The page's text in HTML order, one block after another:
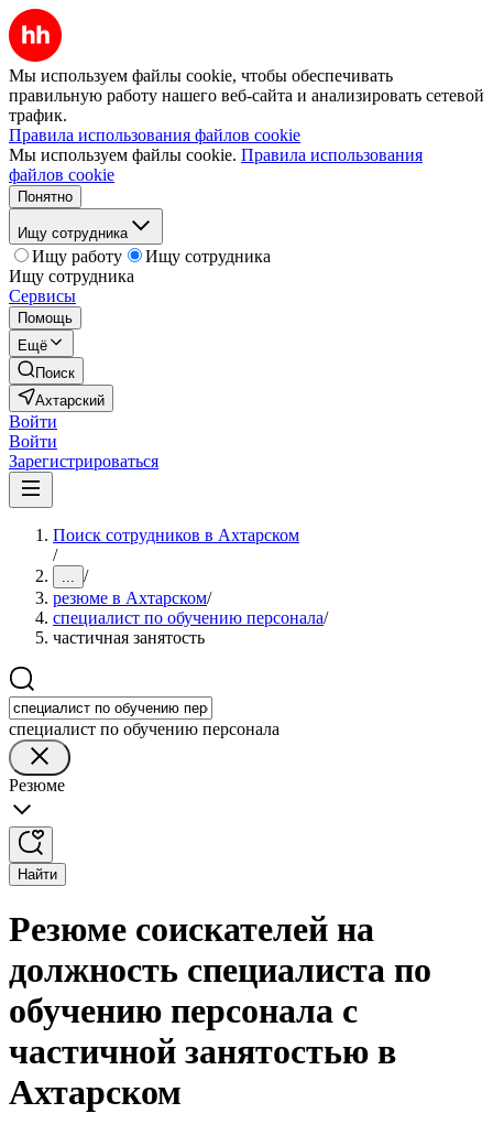
Мы используем файлы cookie, чтобы обеспечивать
правильную работу нашего веб-сайта и анализировать сетевой
трафик.
Правила использования файлов cookie
Мы используем файлы cookie. Правила использования
файлов cookie
Понятно
Ищу сотрудника
Ищу работу
Ищу сотрудника
Ищу сотрудника
Сервисы
Помощь
Ещё
Поиск
Ахтарский
Войти
Войти
Зарегистрироваться
Поиск сотрудников в Ахтарском
/
... /
резюме в Ахтарском/
специалист по обучению персонала/
частичная занятость
специалист по обучению персонала
Резюме
Найти
Резюме соискателей на
должность специалиста по
обучению персонала с
частичной занятостью в
Ахтарском